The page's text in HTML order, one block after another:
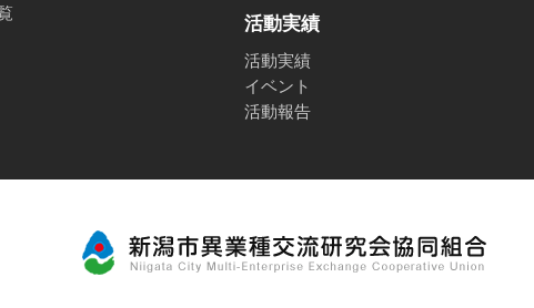
活動実績
活動実績
イベント
活動報告